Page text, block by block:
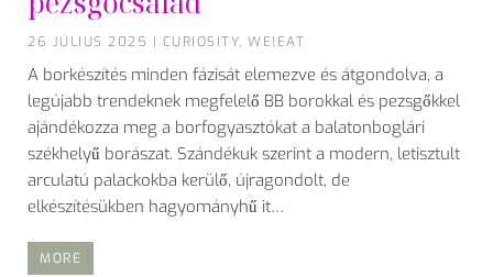
26 JÚLIUS 2025 | CURIOSITY, WE!EAT
A borkészítés minden fázisát elemezve és átgondolva, a
legújabb trendeknek megfelelő BB borokkal és pezsgőkkel
ajándékozza meg a borfogyasztókat a balatonboglári
székhelyű borászat. Szándékuk szerint a modern, letisztult
arculatú palackokba kerülő, újragondolt, de
elkészítésükben hagyományhű it…
MORE